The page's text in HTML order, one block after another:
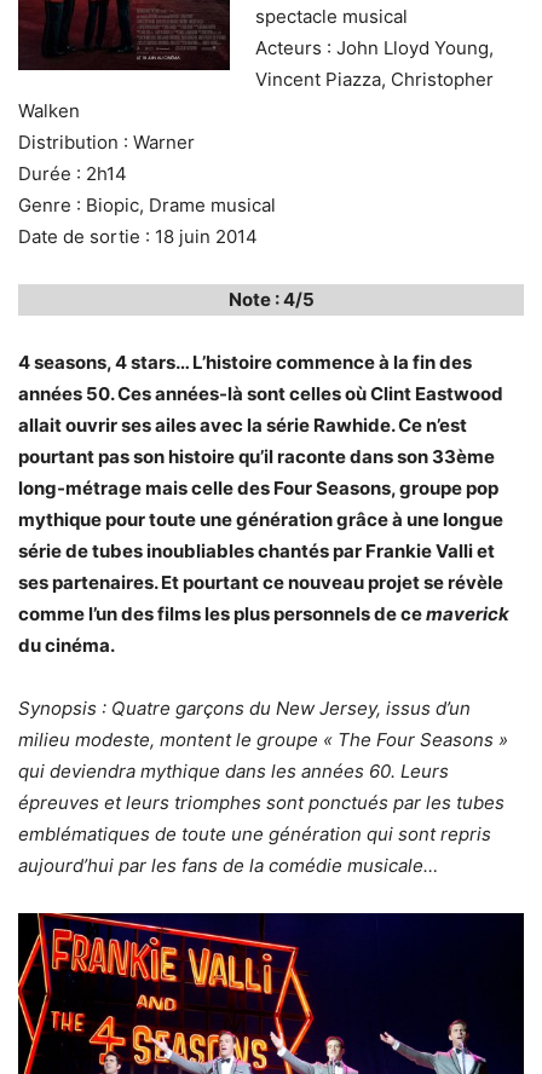
spectacle musical
Acteurs : John Lloyd Young,
Vincent Piazza, Christopher
Walken
Distribution : Warner
Durée : 2h14
Genre : Biopic, Drame musical
Date de sortie : 18 juin 2014
Note : 4/5
4 seasons, 4 stars… L’histoire commence à la fin des
années 50. Ces années-là sont celles où Clint Eastwood
allait ouvrir ses ailes avec la série Rawhide. Ce n’est
pourtant pas son histoire qu’il raconte dans son 33ème
long-métrage mais celle des Four Seasons, groupe pop
mythique pour toute une génération grâce à une longue
série de tubes inoubliables chantés par Frankie Valli et
ses partenaires. Et pourtant ce nouveau projet se révèle
comme l’un des films les plus personnels de cemaverick
du cinéma.
Synopsis : Quatre garçons du New Jersey, issus d’un
milieu modeste, montent le groupe « The Four Seasons »
qui deviendra mythique dans les années 60. Leurs
épreuves et leurs triomphes sont ponctués par les tubes
emblématiques de toute une génération qui sont repris
aujourd’hui par les fans de la comédie musicale…